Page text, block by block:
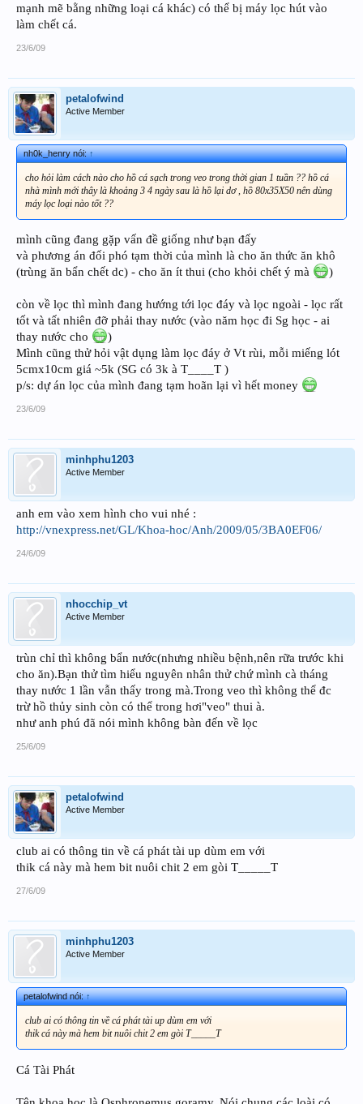
mạnh mẽ bằng những loại cá khác) có thể bị máy lọc hút vào
làm chết cá.
23/6/09
petalofwind
Active Member
nh0k_henry nói:↑
cho hỏi làm cách nào cho hồ cá sạch trong veo trong thời gian 1 tuần ?? hồ cá
nhà mình mới thây là khoảng 3 4 ngày sau là hồ lại dơ , hồ 80x35X50 nên dùng
máy lọc loại nào tốt ??
mình cũng đang gặp vấn đề giống như bạn đấy
và phương án đối phó tạm thời của mình là cho ăn thức ăn khô
(trùng ăn bẩn chết dc) - cho ăn ít thui (cho khỏi chết ý mà
)
còn về lọc thì mình đang hướng tới lọc đáy và lọc ngoài - lọc rất
tốt và tất nhiên đỡ phải thay nước (vào năm học đi Sg học - ai
thay nước cho
)
Mình cũng thử hỏi vật dụng làm lọc đáy ở Vt rùi, mỗi miếng lót
5cmx10cm giá ~5k (SG có 3k à T____T )
p/s: dự án lọc của mình đang tạm hoãn lại vì hết money
23/6/09
minhphu1203
Active Member
anh em vào xem hình cho vui nhé :
http://vnexpress.net/GL/Khoa-hoc/Anh/2009/05/3BA0EF06/
24/6/09
nhocchip_vt
Active Member
trùn chỉ thì không bẩn nước(nhưng nhiều bệnh,nên rữa trước khi
cho ăn).Bạn thử tìm hiểu nguyên nhân thử chứ mình cà tháng
thay nước 1 lần vẫn thấy trong mà.Trong veo thì không thể đc
trừ hồ thủy sinh còn có thể trong hơi"veo" thui à.
như anh phú đã nói mình không bàn đến về lọc
25/6/09
petalofwind
Active Member
club ai có thông tin về cá phát tài up dùm em với
thik cá này mà hem bit nuôi chit 2 em gòi T_____T
27/6/09
minhphu1203
Active Member
petalofwind nói:↑
club ai có thông tin về cá phát tài up dùm em với
thik cá này mà hem bit nuôi chit 2 em gòi T_____T
Cá Tài Phát